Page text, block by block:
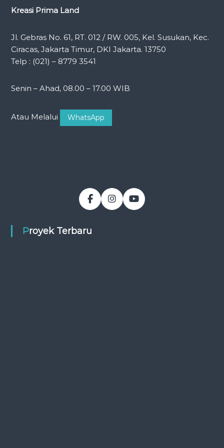
Kreasi Prima Land
Jl. Gebras No. 61, RT. 012 / RW. 005, Kel. Susukan, Kec.
Ciracas, Jakarta Timur, DKI Jakarta. 13750
Telp : (021) – 8779 3541
Senin – Ahad, 08.00 – 17.00 WIB
Atau Melalui WhatsApp
Proyek Terbaru